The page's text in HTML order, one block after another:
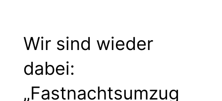
Wir sind wieder
dabei:
„Fastnachtsumzug